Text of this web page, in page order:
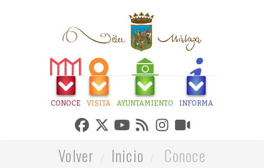
CONOCE VISITA AYUNTAMIENTO INFORMA
Volver Inicio
Conoce